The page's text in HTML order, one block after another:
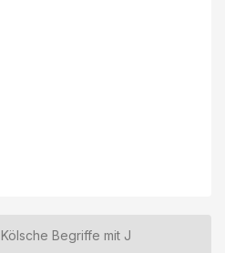
Kölsche Begriffe mit J